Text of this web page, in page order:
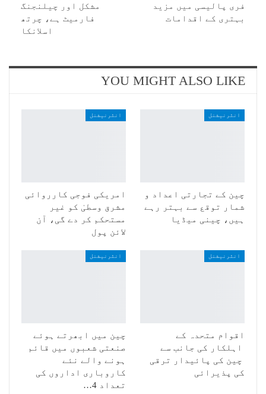
فری پالیسی میں مزید
بہتری کے اقدامات
مشکل اور چیلنجنگ
فارمیٹ ہے، چرتھ
اسلانکا
YOU MIGHT ALSO LIKE
انٹرنیشنل
چین کے تجارتی اعداد و
شمار توقع سے بہتر رہے
ہیں، چینی میڈیا
انٹرنیشنل
امریکی فوجی کارروائی
مشرق وسطیٰ کو غیر
مستحکم کر دے گی، آن
لائن پول
انٹرنیشنل
اقوام متحدہ کے
اہلکار کی جانب سے
چین کی پائیدار ترقی
کی پذیرائی
انٹرنیشنل
چین میں ابھرتے ہوئے
صنعتی شعبوں میں قائم
ہونے والے نئے
کاروباری اداروں کی
تعداد 4…